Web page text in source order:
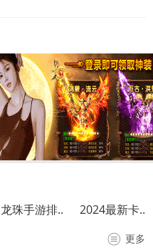
龙珠手游排..
2024最新卡..
更多